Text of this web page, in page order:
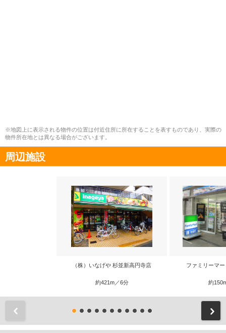
※地図上に表示される物件の位置は付近住所に所在することを表すものであり、実際の
物件所在地とは異なる場合がございます。
周辺施設
（株）いなげや 杉並新高円寺店
約421m／6分
ファミリーマ
約